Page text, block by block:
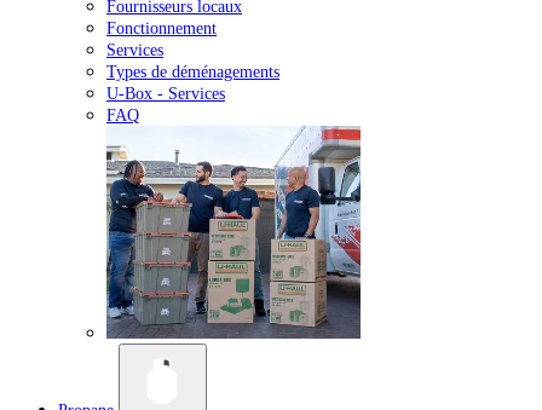
Fournisseurs locaux
Fonctionnement
Services
Types de déménagements
U-Box - Services
FAQ